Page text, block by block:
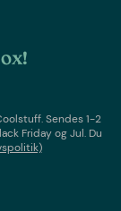
. Sendes 1-2
Friday og Jul. Du